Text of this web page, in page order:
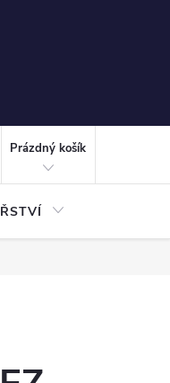
KOŠÍK
Prázdný košík